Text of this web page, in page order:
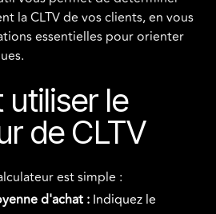
la CLTV de vos clients, en vous
essentielles pour orienter
le
de CLTV
est simple :
d'achat : Indiquez le